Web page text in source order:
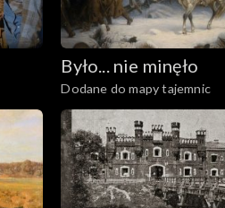
Było... nie minęło
Dodane do mapy tajemnic